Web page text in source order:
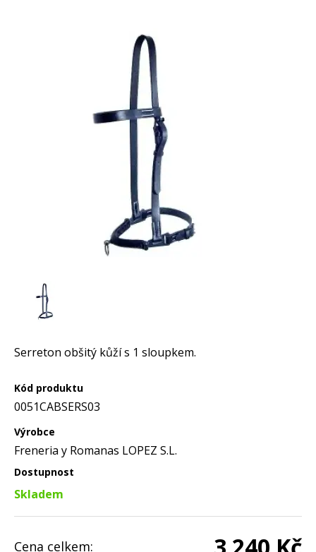
Serreton obšitý kůží s 1 sloupkem.
Kód produktu
0051CABSERS03
Výrobce
Freneria y Romanas LOPEZ S.L.
Dostupnost
Skladem
Cena celkem: